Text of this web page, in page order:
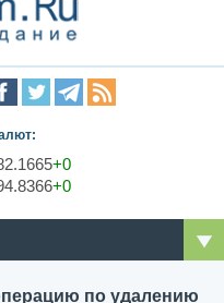
+0
+0
по удалению